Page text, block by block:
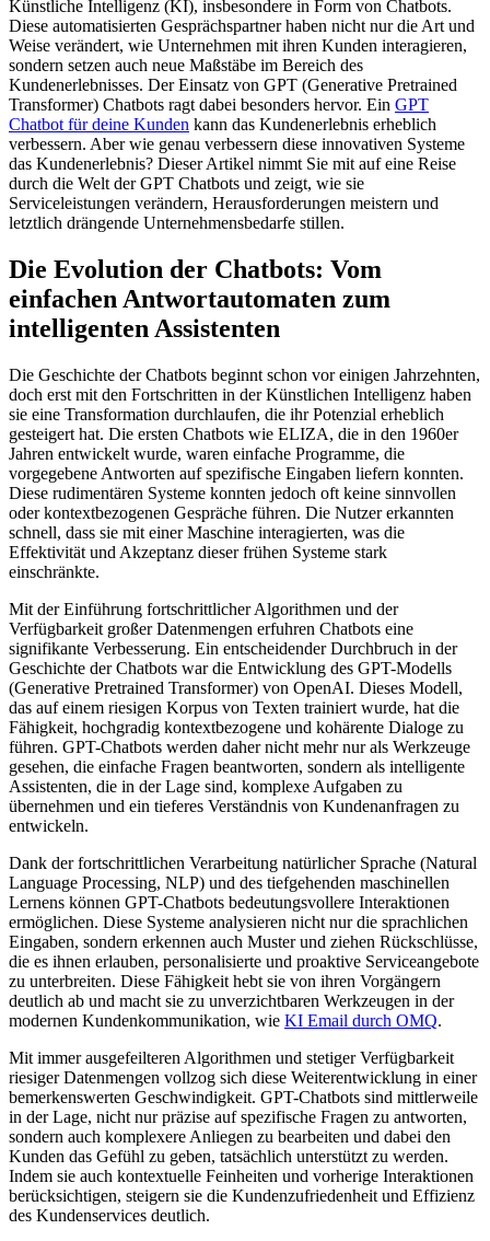
Künstliche Intelligenz (KI), insbesondere in Form von Chatbots.
Diese automatisierten Gesprächspartner haben nicht nur die Art und
Weise verändert, wie Unternehmen mit ihren Kunden interagieren,
sondern setzen auch neue Maßstäbe im Bereich des
Kundenerlebnisses. Der Einsatz von GPT (Generative Pretrained
Transformer) Chatbots ragt dabei besonders hervor. Ein GPT
Chatbot für deine Kunden kann das Kundenerlebnis erheblich
verbessern. Aber wie genau verbessern diese innovativen Systeme
das Kundenerlebnis? Dieser Artikel nimmt Sie mit auf eine Reise
durch die Welt der GPT Chatbots und zeigt, wie sie
Serviceleistungen verändern, Herausforderungen meistern und
letztlich drängende Unternehmensbedarfe stillen.
Die Evolution der Chatbots: Vom
einfachen Antwortautomaten zum
intelligenten Assistenten
Die Geschichte der Chatbots beginnt schon vor einigen Jahrzehnten,
doch erst mit den Fortschritten in der Künstlichen Intelligenz haben
sie eine Transformation durchlaufen, die ihr Potenzial erheblich
gesteigert hat. Die ersten Chatbots wie ELIZA, die in den 1960er
Jahren entwickelt wurde, waren einfache Programme, die
vorgegebene Antworten auf spezifische Eingaben liefern konnten.
Diese rudimentären Systeme konnten jedoch oft keine sinnvollen
oder kontextbezogenen Gespräche führen. Die Nutzer erkannten
schnell, dass sie mit einer Maschine interagierten, was die
Effektivität und Akzeptanz dieser frühen Systeme stark
einschränkte.
Mit der Einführung fortschrittlicher Algorithmen und der
Verfügbarkeit großer Datenmengen erfuhren Chatbots eine
signifikante Verbesserung. Ein entscheidender Durchbruch in der
Geschichte der Chatbots war die Entwicklung des GPT-Modells
(Generative Pretrained Transformer) von OpenAI. Dieses Modell,
das auf einem riesigen Korpus von Texten trainiert wurde, hat die
Fähigkeit, hochgradig kontextbezogene und kohärente Dialoge zu
führen. GPT-Chatbots werden daher nicht mehr nur als Werkzeuge
gesehen, die einfache Fragen beantworten, sondern als intelligente
Assistenten, die in der Lage sind, komplexe Aufgaben zu
übernehmen und ein tieferes Verständnis von Kundenanfragen zu
entwickeln.
Dank der fortschrittlichen Verarbeitung natürlicher Sprache (Natural
Language Processing, NLP) und des tiefgehenden maschinellen
Lernens können GPT-Chatbots bedeutungsvollere Interaktionen
ermöglichen. Diese Systeme analysieren nicht nur die sprachlichen
Eingaben, sondern erkennen auch Muster und ziehen Rückschlüsse,
die es ihnen erlauben, personalisierte und proaktive Serviceangebote
zu unterbreiten. Diese Fähigkeit hebt sie von ihren Vorgängern
deutlich ab und macht sie zu unverzichtbaren Werkzeugen in der
modernen Kundenkommunikation, wie KI Email durch OMQ.
Mit immer ausgefeilteren Algorithmen und stetiger Verfügbarkeit
riesiger Datenmengen vollzog sich diese Weiterentwicklung in einer
bemerkenswerten Geschwindigkeit. GPT-Chatbots sind mittlerweile
in der Lage, nicht nur präzise auf spezifische Fragen zu antworten,
sondern auch komplexere Anliegen zu bearbeiten und dabei den
Kunden das Gefühl zu geben, tatsächlich unterstützt zu werden.
Indem sie auch kontextuelle Feinheiten und vorherige Interaktionen
berücksichtigen, steigern sie die Kundenzufriedenheit und Effizienz
des Kundenservices deutlich.